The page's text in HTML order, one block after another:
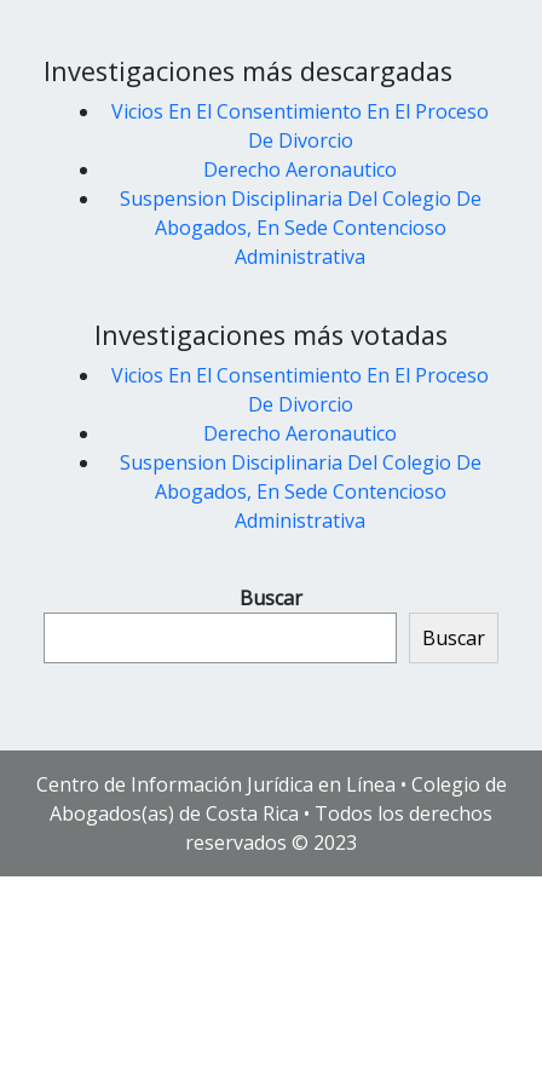
Investigaciones más descargadas
Vicios En El Consentimiento En El Proceso
De Divorcio
Derecho Aeronautico
Suspension Disciplinaria Del Colegio De
Abogados, En Sede Contencioso
Administrativa
Investigaciones más votadas
Vicios En El Consentimiento En El Proceso
De Divorcio
Derecho Aeronautico
Suspension Disciplinaria Del Colegio De
Abogados, En Sede Contencioso
Administrativa
Buscar
Buscar
Centro de Información Jurídica en Línea • Colegio de
Abogados(as) de Costa Rica • Todos los derechos
reservados © 2023